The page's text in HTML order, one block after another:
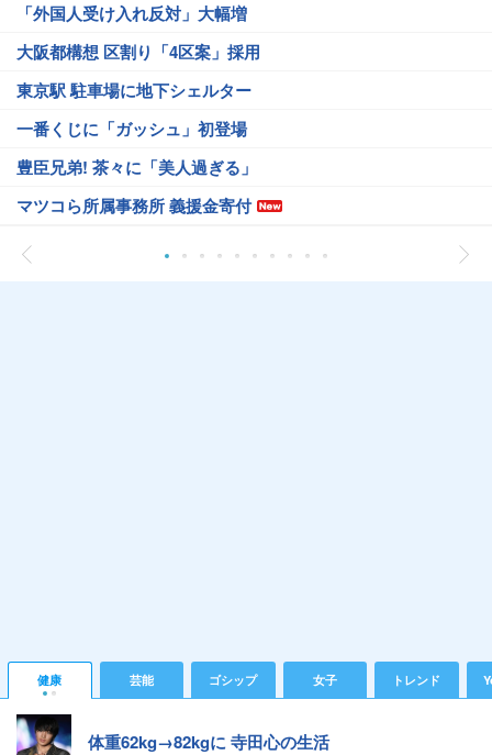
「外国人受け入れ反対」大幅増
大阪都構想 区割り「4区案」採用
東京駅 駐車場に地下シェルター
一番くじに「ガッシュ」初登場
豊臣兄弟! 茶々に「美人過ぎる」
マツコら所属事務所 義援金寄付
健康 芸能 ゴシップ 女子 トレンド
体重62kg→82kgに 寺田心の生活